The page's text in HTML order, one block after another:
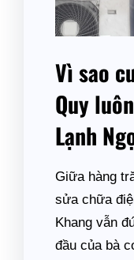
Vì sao
Quy
Lạnh
Giữa hàng
sửa chữa
Khang vẫn
đầu của bà